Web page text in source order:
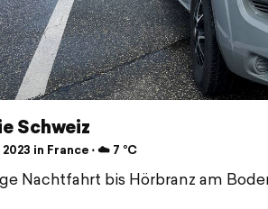
Schweiz
in France ⋅ ☁️ 7 °C
Nachtfahrt bis Hörbranz am